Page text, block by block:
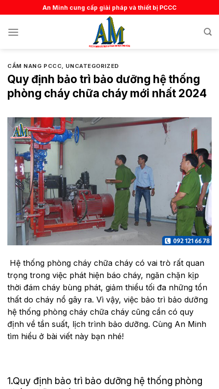
to
content
An Minh cung cấp giải pháp và thiết bị PCCC
CẨM NANG PCCC, UNCATEGORIZED
Quy định bảo trì bảo dưỡng hệ thống
phòng cháy chữa cháy mới nhất 2024
Hệ thống phòng cháy chữa cháy có vai trò rất quan
trọng trong việc phát hiện báo cháy, ngăn chặn kịp
thời đám cháy bùng phát, giảm thiểu tối đa những tổn
thất do cháy nổ gây ra. Vì vậy, việc bảo trì bảo dưỡng
hệ thống phòng cháy chữa cháy cũng cần có quy
định về tần suất, lịch trình bảo dưỡng. Cùng An Minh
tìm hiểu ở bài viết này bạn nhé!
1.Quy định bảo trì bảo dưỡng hệ thống phòng